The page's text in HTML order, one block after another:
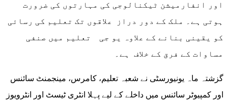
اور انفارمیشن ٹیکنالوجی کی مہارتوں کی ضرورت
ہوتی ہے۔ ملک کے دور دراز علاقوں تک تعلیم کی رسائی
کو یقینی بنانے کے علاوہ یو جی تعلیم میں صنفی
مساوات کے فرق کے خلاف ہے۔
گزشتہ ماہ یونیورسٹی نے شعبہ تعلیم، کامرس، مینجمنٹ سائنس
اور کمپیوٹر سائنس میں داخلے کے لیے پہلا انٹری ٹیسٹ اور انٹرویوز